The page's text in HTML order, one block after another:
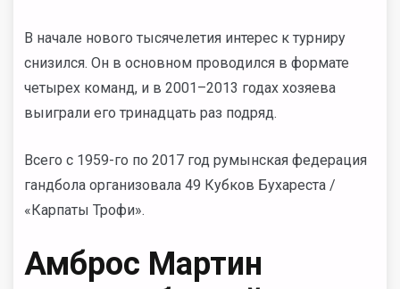
В начале нового тысячелетия интерес к турниру
снизился. Он в основном проводился в формате
четырех команд, и в 2001–2013 годах хозяева
выиграли его тринадцать раз подряд.
Всего с 1959-го по 2017 год румынская федерация
гандбола организовала 49 Кубков Бухареста /
«Карпаты Трофи».
Амброс Мартин